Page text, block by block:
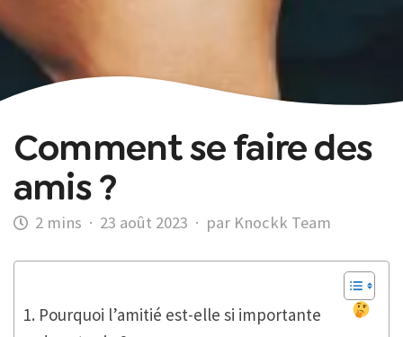
Comment se faire des
amis ?
· 23 août 2023 · par Knockk Team
Pourquoi l’amitié est-elle si importante